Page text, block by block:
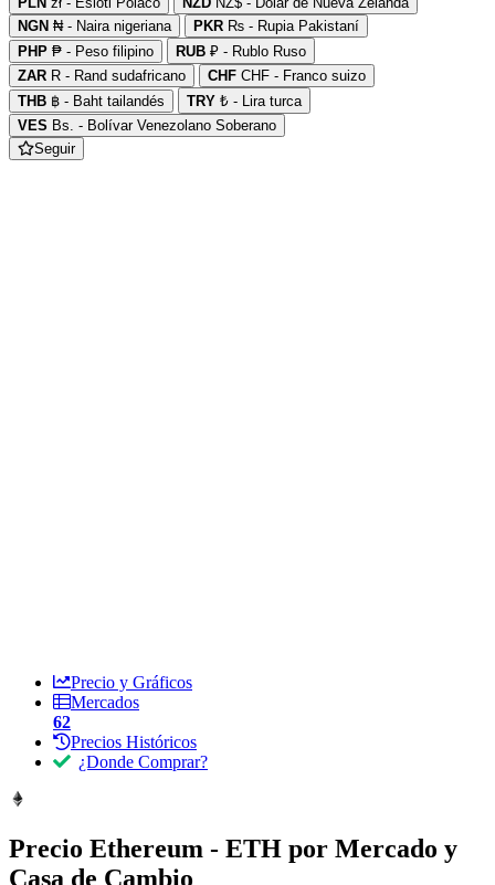
NGN ₦ - Naira nigeriana PKR ₨ - Rupia Pakistaní
PHP ₱ - Peso filipino RUB ₽ - Rublo Ruso
ZAR R - Rand sudafricano CHF CHF - Franco suizo
THB ฿ - Baht tailandés TRY ₺ - Lira turca
VES Bs. - Bolívar Venezolano Soberano
Seguir
Precio y Gráficos
Mercados
62
Precios Históricos
¿Donde Comprar?
Precio Ethereum - ETH por Mercado y
Casa de Cambio